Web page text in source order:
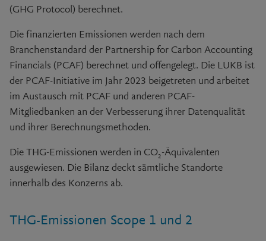
(GHG Protocol) berechnet.
Die finanzierten Emissionen werden nach dem
Branchenstandard der Partnership for Carbon Accounting
Financials (PCAF) berechnet und offengelegt. Die LUKB ist
der PCAF-Initiative im Jahr 2023 beigetreten und arbeitet
im Austausch mit PCAF und anderen PCAF-
Mitgliedbanken an der Verbesserung ihrer Datenqualität
und ihrer Berechnungsmethoden.
Die THG-Emissionen werden in CO2-Äquivalenten
ausgewiesen. Die Bilanz deckt sämtliche Standorte
innerhalb des Konzerns ab.
THG-Emissionen Scope 1 und 2